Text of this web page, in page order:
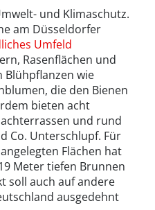
und Klimaschutz.
am Düsseldorfer
Umfeld
Rasenflächen und
Blühpflanzen wie
die den Bienen
bieten acht
und rund
Co. Unterschlupf. Für
Flächen hat
Meter tiefen Brunnen
soll auch auf andere
ausgedehnt